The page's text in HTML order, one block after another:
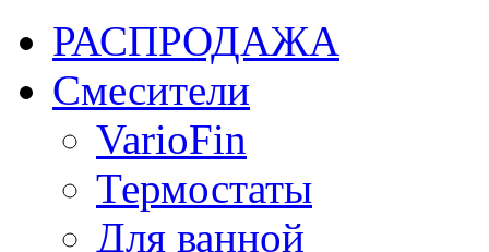
РАСПРОДАЖА
Смесители
VarioFin
Термостаты
Для ванной